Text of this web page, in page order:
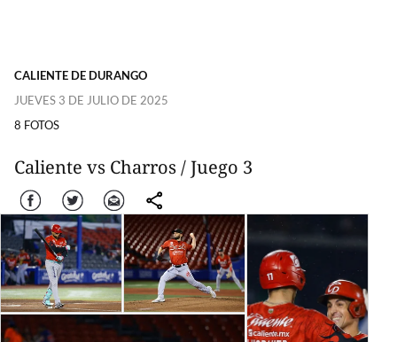
CALIENTE DE DURANGO
JUEVES 3 DE JULIO DE 2025
8 FOTOS
Caliente vs Charros / Juego 3
Facebook Twitter Correo comparte